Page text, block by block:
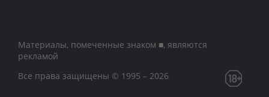
Материалы, помеченные знаком ■, являются
рекламой
Все права защищены © 1995 – 2026